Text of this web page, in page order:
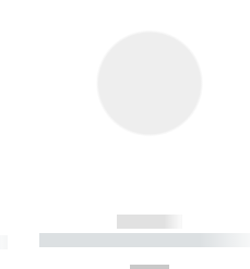
------------
----------- ----------- ----------- ----